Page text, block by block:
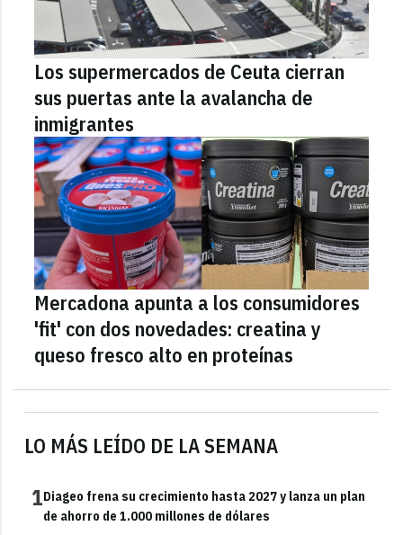
LO MÁS LEÍDO DE LA SEMANA
1Diageo frena su crecimiento hasta 2027 y lanza un plan
de ahorro de 1.000 millones de dólares
Los supermercados de Ceuta cierran
sus puertas ante la avalancha de
inmigrantes
Mercadona apunta a los consumidores
'fit' con dos novedades: creatina y
queso fresco alto en proteínas